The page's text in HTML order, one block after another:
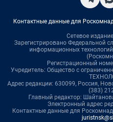
Контактные данные для
Сетевое
Зарегистрировано Федеральной
информационных
Регистрационный
Учредитель: Общество с
Адрес редакции: 630099, Россия,
(383)
Главный редактор:
Электронный адрес
Контактные данные для